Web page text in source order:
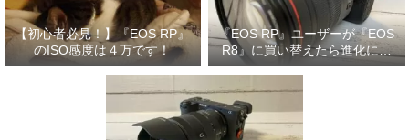
【初心者必見！】『EOS RP』
のISO感度は４万です！
『EOS RP』ユーザーが『EOS
R8』に買い替えたら進化に驚
いた‼